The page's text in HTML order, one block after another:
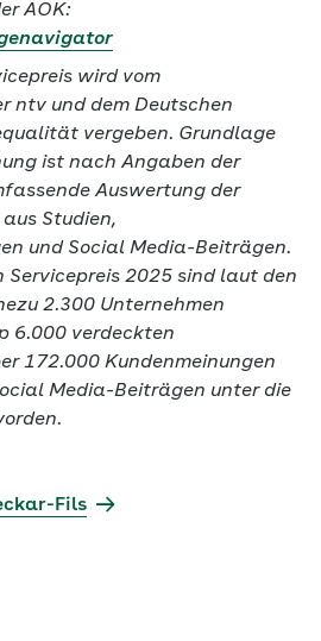
AOK:
wird vom
ntv und dem Deutschen
vergeben. Grundlage
ist nach Angaben der
Auswertung der
Studien,
und Social Media-Beiträgen.
Servicepreis 2025 sind laut den
2.300 Unternehmen
6.000 verdeckten
172.000 Kundenmeinungen
Media-Beiträgen unter die
Fils